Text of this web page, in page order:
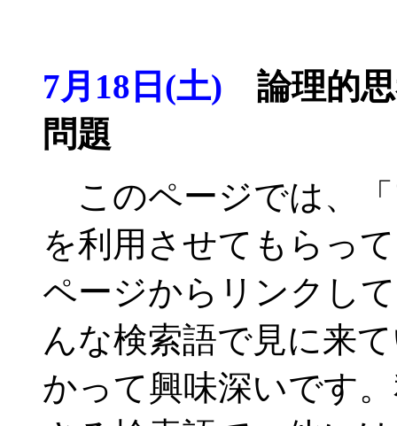
7月18日(土) 論理的思
問題
このページでは、
を利用させてもらっ
ページからリンクし
んな検索語で見に来
かって興味深いです